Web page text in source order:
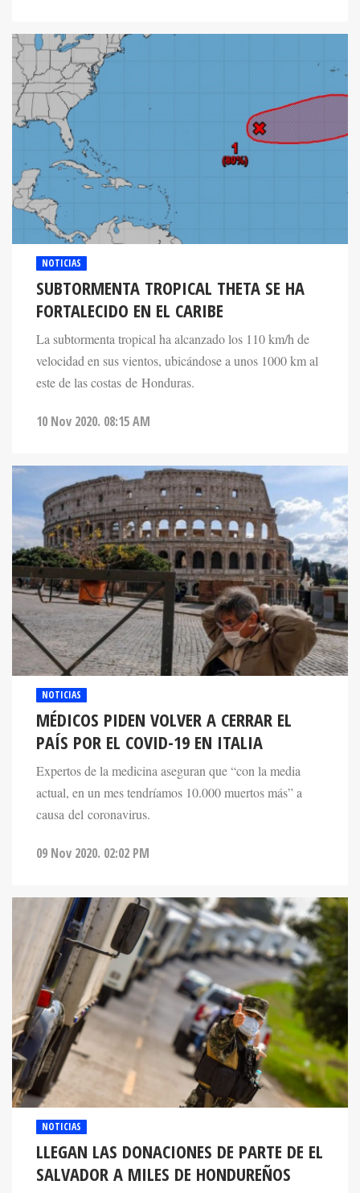
NOTICIAS
SUBTORMENTA TROPICAL THETA SE HA
FORTALECIDO EN EL CARIBE
La subtormenta tropical ha alcanzado los 110 km/h de
velocidad en sus vientos, ubicándose a unos 1000 km al
este de las costas de Honduras.
10 Nov 2020. 08:15 AM
NOTICIAS
MÉDICOS PIDEN VOLVER A CERRAR EL
PAÍS POR EL COVID-19 EN ITALIA
Expertos de la medicina aseguran que “con la media
actual, en un mes tendríamos 10.000 muertos más” a
causa del coronavirus.
09 Nov 2020. 02:02 PM
NOTICIAS
LLEGAN LAS DONACIONES DE PARTE DE EL
SALVADOR A MILES DE HONDUREÑOS